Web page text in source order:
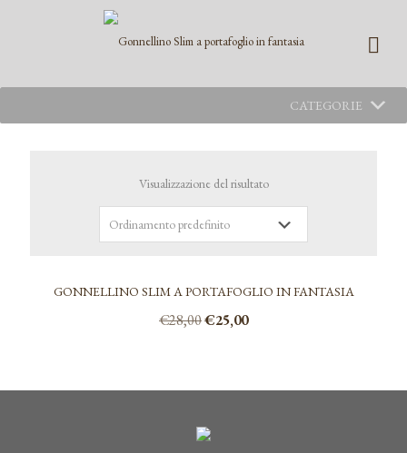
CATEGORIE
Visualizzazione del risultato
GONNELLINO SLIM A PORTAFOGLIO IN FANTASIA
€28,00Il
€28,00.
€25,00Il
€25,00.
Le